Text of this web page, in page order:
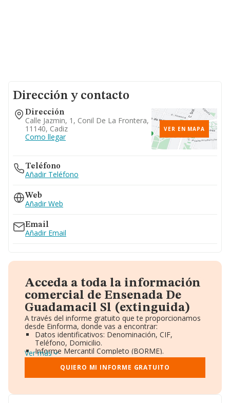
Dirección y contacto
Dirección
Calle Jazmin, 1, Conil De La Frontera,
11140, Cadiz
Como llegar
VER EN MAPA
Teléfono
Añadir Teléfono
Web
Añadir Web
Email
Añadir Email
Acceda a toda la información
comercial de Ensenada De
Guadamacil Sl (extinguida)
A través del informe gratuito que te proporcionamos
desde Einforma, donde vas a encontrar:
Datos identificativos: Denominación, CIF,
Teléfono, Domicilio.
Informe Mercantil Completo (BORME).
Gráficos de Evolución Ventas y Empleados.
Consejo de Administración y Administradores.
Directivos y Ejecutivos.
Ver más
QUIERO MI INFORME GRATUITO